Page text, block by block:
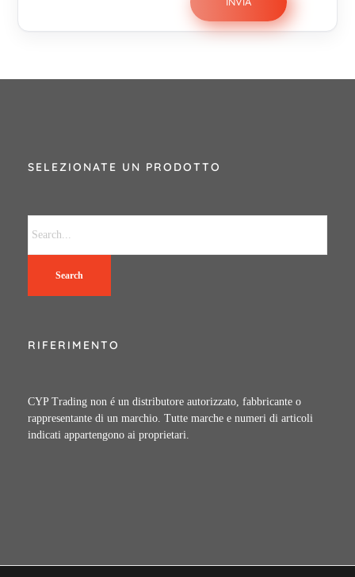
SELEZIONATE UN PRODOTTO
Search
RIFERIMENTO
CYP Trading non é un distributore autorizzato, fabbricante o
rappresentante di un marchio. Tutte marche e numeri di articoli
indicati appartengono ai proprietari.